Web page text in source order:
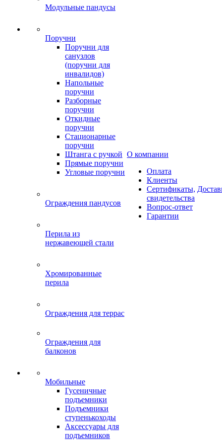
Модульные пандусы
Поручни
Поручни для
санузлов
(поручни для
инвалидов)
Напольные
поручни
Разборные
поручни
Откидные
поручни
Стационарные
поручни
Штанга с ручкой
Прямые поручни
Угловые поручни
Ограждения пандусов
Перила из
нержавеющей стали
Хромированные
перила
Ограждения для террас
Ограждения для
балконов
Мобильные
Гусеничные
подъемники
Подъемники
ступенькоходы
Аксессуары для
подъемников
О компании
Оплата
Клиенты
Сертификаты,
свидетельства
Вопрос-ответ
Гарантии